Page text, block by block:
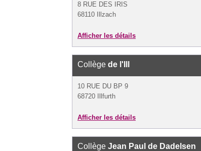
8 RUE DES IRIS
68110 Illzach
Afficher les détails
Collège de l'Ill
10 RUE DU BP 9
68720 Illfurth
Afficher les détails
Collège Jean Paul de Dadelsen